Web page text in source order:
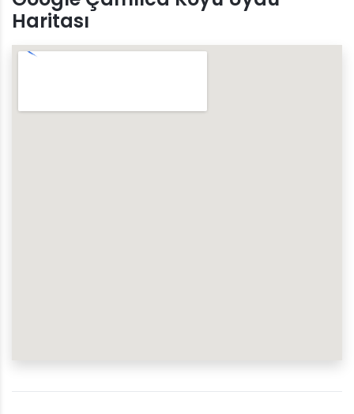
Haritası